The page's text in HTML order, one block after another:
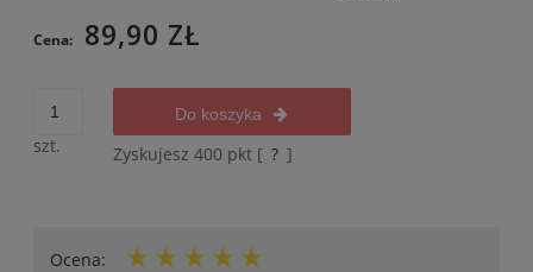
Cena: 89,90 ZŁ
szt.
Do koszyka
Zyskujesz 400 pkt [ ? ]
Ocena: